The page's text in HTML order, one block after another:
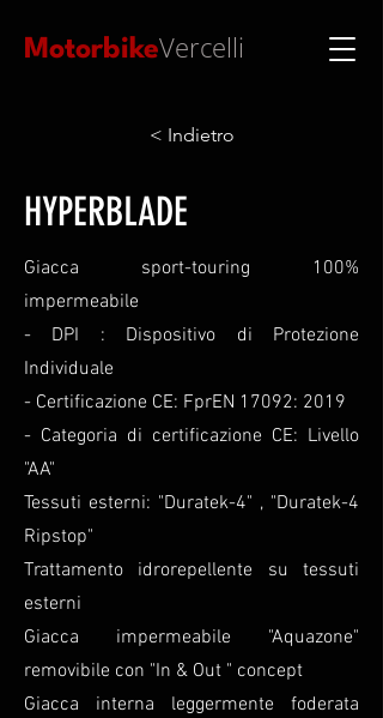
MotorbikeVercelli
< Indietro
HYPERBLADE
Giacca sport-touring 100%
impermeabile
- DPI : Dispositivo di Protezione
Individuale
- Certificazione CE: FprEN 17092: 2019
- Categoria di certificazione CE: Livello
"AA"
Tessuti esterni: "Duratek-4" , "Duratek-4
Ripstop"
Trattamento idrorepellente su tessuti
esterni
Giacca impermeabile "Aquazone"
removibile con "In & Out " concept
Giacca interna leggermente foderata